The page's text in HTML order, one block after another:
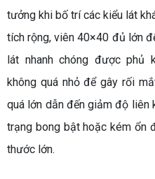
tưởng khi bố trí các kiểu lát
tích rộng, viên 40×40 đủ lớn
lát nhanh chóng được phủ
không quá nhỏ để gây rối
quá lớn dẫn đến giảm độ liên
trạng bong bật hoặc kém ổn
thước lớn.